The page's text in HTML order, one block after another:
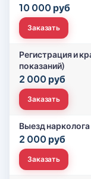
10 000 руб
Заказать
Регистрация и
показаний)
2 000 руб
Заказать
Выезд нарколога
2 000 руб
Заказать